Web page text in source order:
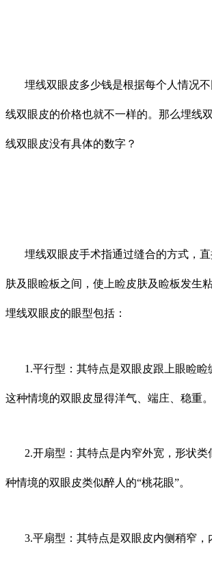
埋线双眼皮多少钱是根据每个人情况不
线双眼皮的价格也就不一样的。那么埋线
线双眼皮没有具体的数字？
埋线双眼皮手术指通过缝合的方式，直
肤及眼睑板之间，使上睑皮肤及睑板发生
埋线双眼皮的眼型包括：
1.平行型：其特点是双眼皮跟上眼睑睑
这种情境的双眼皮显得洋气、端庄、稳重。
2.开扇型：其特点是内窄外宽，形状类
种情境的双眼皮类似醉人的“桃花眼”。
3.平扇型：其特点是双眼皮内侧稍窄，